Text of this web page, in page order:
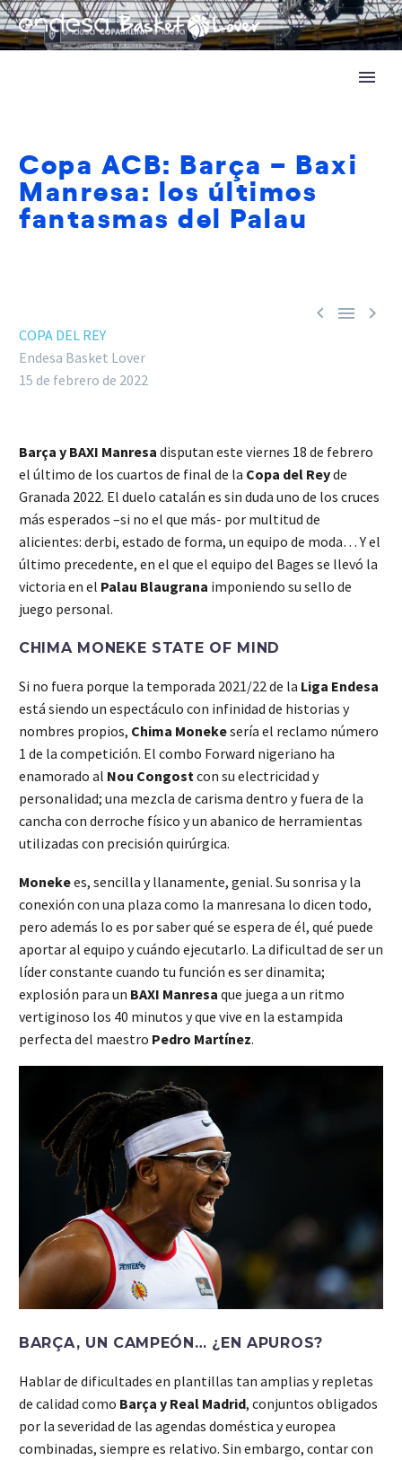
Copa ACB: Barça – Baxi
Manresa: los últimos
fantasmas del Palau
  
COPA DEL REY
Endesa Basket Lover
15 de febrero de 2022
Barça y BAXI Manresa disputan este viernes 18 de febrero
el último de los cuartos de final de la Copa del Reyde
Granada 2022. El duelo catalán es sin duda uno de los cruces
más esperados –si no el que más- por multitud de
alicientes: derbi, estado de forma, un equipo de moda… Y el
último precedente, en el que el equipo del Bages se llevó la
victoria en el Palau Blaugrana imponiendo su sello de
juego personal.
CHIMA MONEKE STATE OF MIND
Si no fuera porque la temporada 2021/22 de la Liga Endesa
está siendo un espectáculo con infinidad de historias y
nombres propios, Chima Monekesería el reclamo número
1 de la competición. El combo Forward nigeriano ha
enamorado al Nou Congostcon su electricidad y
personalidad; una mezcla de carisma dentro y fuera de la
cancha con derroche físico y un abanico de herramientas
utilizadas con precisión quirúrgica.
Monekees, sencilla y llanamente, genial. Su sonrisa y la
conexión con una plaza como la manresana lo dicen todo,
pero además lo es por saber qué se espera de él, qué puede
aportar al equipo y cuándo ejecutarlo. La dificultad de ser un
líder constante cuando tu función es ser dinamita;
explosión para un BAXI Manresa que juega a un ritmo
vertiginoso los 40 minutos y que vive en la estampida
perfecta del maestro Pedro Martínez.
BARÇA, UN CAMPEÓN… ¿EN APUROS?
Hablar de dificultades en plantillas tan amplias y repletas
de calidad como Barça y Real Madrid, conjuntos obligados
por la severidad de las agendas doméstica y europea
combinadas, siempre es relativo. Sin embargo, contar con